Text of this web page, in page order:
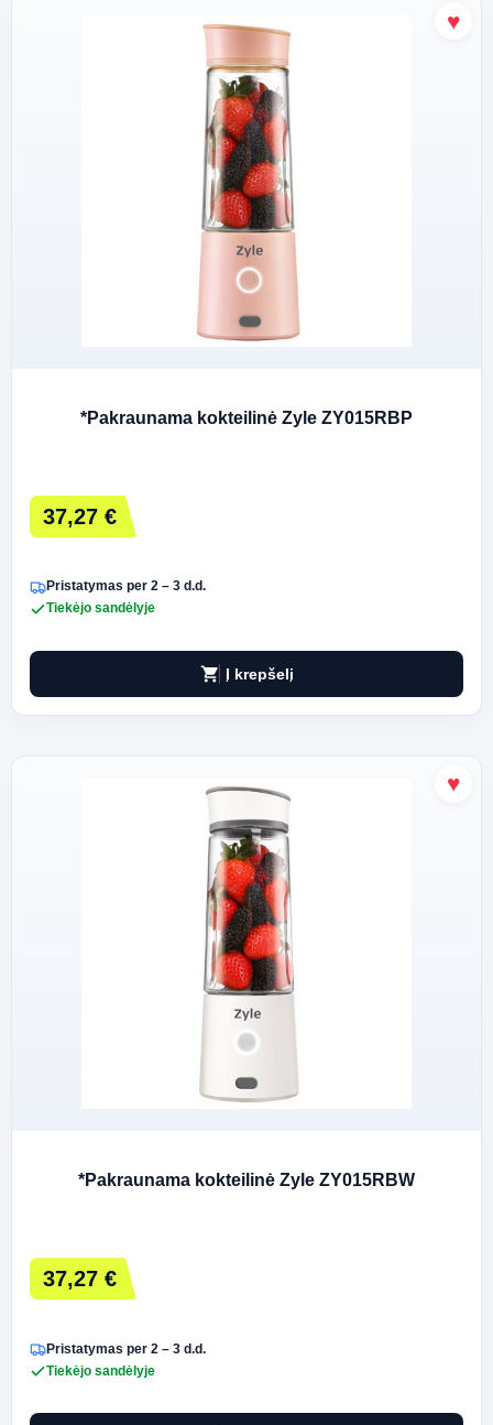
*Pakraunama kokteilinė Zyle ZY015RBP
37,27 €
Pristatymas per 2 – 3 d.d.
Tiekėjo sandėlyje
shopping_cart Į krepšelį
*Pakraunama kokteilinė Zyle ZY015RBW
37,27 €
Pristatymas per 2 – 3 d.d.
Tiekėjo sandėlyje